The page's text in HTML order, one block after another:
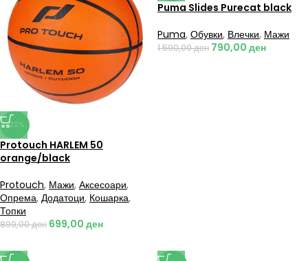
-22%
Protouch HARLEM 50
orange/black
Protouch, Мажи, Аксесоари,
Опрема, Додатоци, Кошарка,
Топки
899,00ден 699,00 ден
Puma Slides Purecat black
Puma, Обувки, Влечки, Мажи
1.590,00ден 790,00 ден